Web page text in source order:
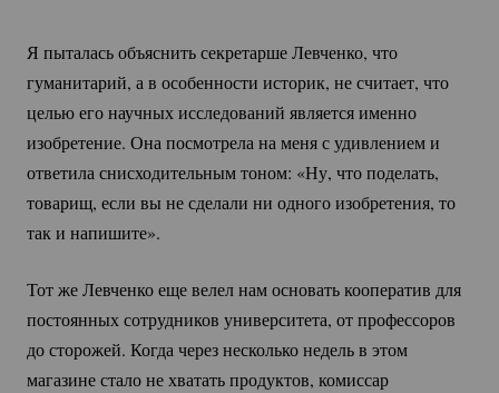
Я пыталась объяснить секретарше Левченко, что
гуманитарий, а в особенности историк, не считает, что
целью его научных исследований является именно
изобретение. Она посмотрела на меня с удивлением и
ответила снисходительным тоном: «Ну, что поделать,
товарищ, если вы не сделали ни одного изобретения, то
так и напишите».
Тот же Левченко еще велел нам основать кооператив для
постоянных сотрудников университета, от профессоров
до сторожей. Когда через несколько недель в этом
магазине стало не хватать продуктов, комиссар